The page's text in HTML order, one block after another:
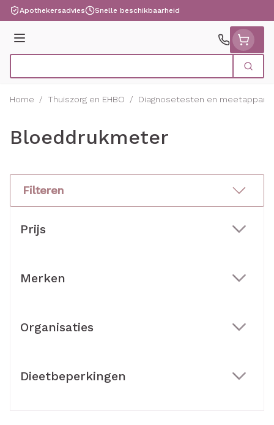
Ga naar de inhoud
Apothekersadvies Snelle beschikbaarheid
Menu
Zoek
Home / Thuiszorg en EHBO / Diagnosetesten en
Bloeddrukmeter
Filteren
Prijs
Merken
Organisaties
Dieetbeperkingen